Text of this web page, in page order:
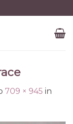
709 × 945 in